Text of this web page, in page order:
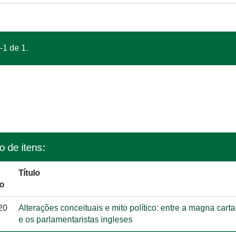
1 de 1.
de itens:
Título
Alterações conceituais e mito político: entre a magna carta
e os parlamentaristas ingleses